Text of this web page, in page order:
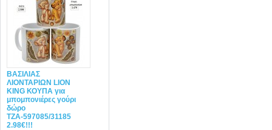
ΒΑΣΙΛΙΑΣ
ΛΙΟΝΤΑΡΙΩΝ LION
KING ΚΟΥΠΑ για
μπομπονιέρες γούρι
δώρο
ΤΖΑ-597085/31185
2.98€!!!